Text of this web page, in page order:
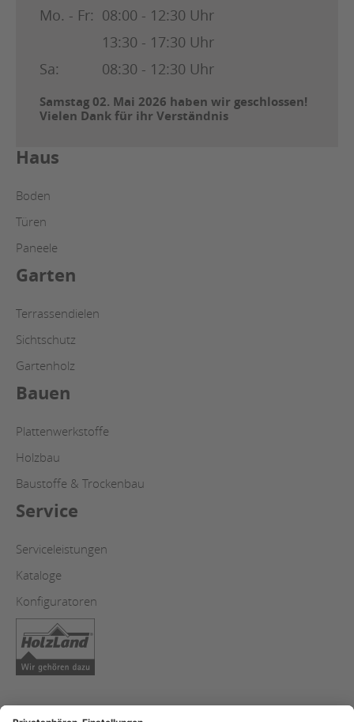
Mo. - Fr: 08:00 - 12:30 Uhr
13:30 - 17:30 Uhr
Sa:
08:30 - 12:30 Uhr
Samstag 02. Mai 2026 haben wir geschlossen!
Vielen Dank für ihr Verständnis
Haus
Boden
Türen
Paneele
Garten
Terrassendielen
Sichtschutz
Gartenholz
Bauen
Plattenwerkstoffe
Holzbau
Baustoffe & Trockenbau
Service
Serviceleistungen
Kataloge
Konfiguratoren